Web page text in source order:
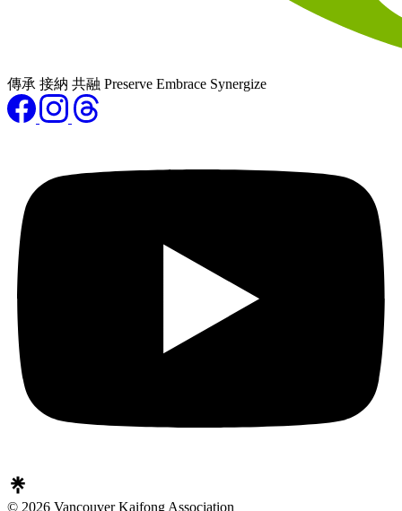
傳承 接納 共融 Preserve Embrace Synergize
© 2026 Vancouver Kaifong Association